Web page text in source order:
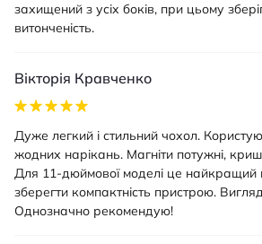
захищений з усіх боків, при цьому
витонченість.
Вікторія Кравченко
Дуже легкий і стильний чохол.
жодних нарікань. Магніти потужні,
Для 11-дюймової моделі це найкращий
зберегти компактність пристрою.
Однозначно рекомендую!